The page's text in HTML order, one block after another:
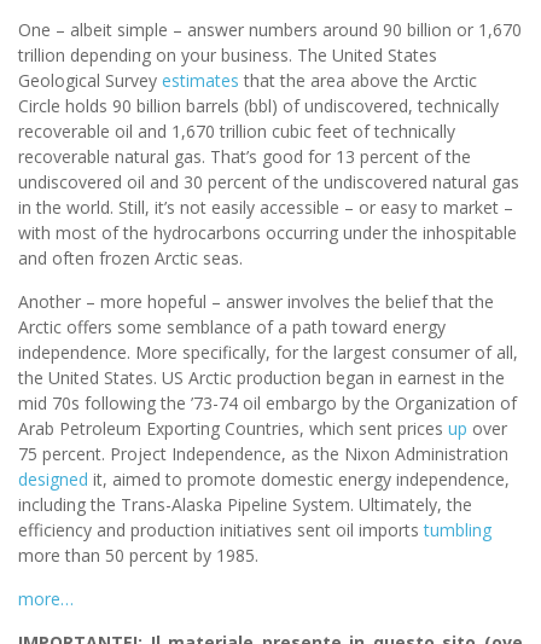
One – albeit simple – answer numbers around 90 billion or 1,670
trillion depending on your business. The United States
Geological Survey estimates that the area above the Arctic
Circle holds 90 billion barrels (bbl) of undiscovered, technically
recoverable oil and 1,670 trillion cubic feet of technically
recoverable natural gas. That’s good for 13 percent of the
undiscovered oil and 30 percent of the undiscovered natural gas
in the world. Still, it’s not easily accessible – or easy to market –
with most of the hydrocarbons occurring under the inhospitable
and often frozen Arctic seas.
Another – more hopeful – answer involves the belief that the
Arctic offers some semblance of a path toward energy
independence. More specifically, for the largest consumer of all,
the United States. US Arctic production began in earnest in the
mid 70s following the ’73-74 oil embargo by the Organization of
Arab Petroleum Exporting Countries, which sent prices up over
75 percent. Project Independence, as the Nixon Administration
designed it, aimed to promote domestic energy independence,
including the Trans-Alaska Pipeline System. Ultimately, the
efficiency and production initiatives sent oil importstumbling
more than 50 percent by 1985.
more…